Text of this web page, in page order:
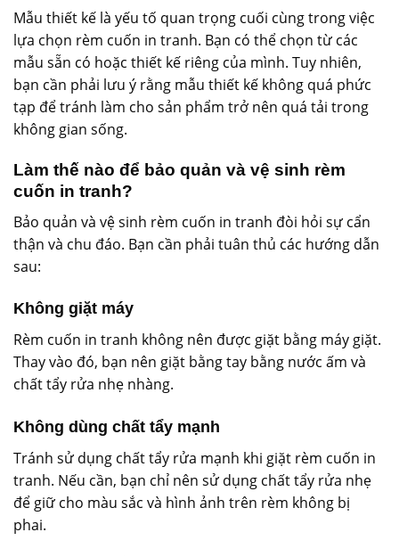
Mẫu thiết kế là yếu tố quan trọng cuối cùng trong việc
lựa chọn rèm cuốn in tranh. Bạn có thể chọn từ các
mẫu sẵn có hoặc thiết kế riêng của mình. Tuy nhiên,
bạn cần phải lưu ý rằng mẫu thiết kế không quá phức
tạp để tránh làm cho sản phẩm trở nên quá tải trong
không gian sống.
Làm thế nào để bảo quản và vệ sinh rèm
cuốn in tranh?
Bảo quản và vệ sinh rèm cuốn in tranh đòi hỏi sự cẩn
thận và chu đáo. Bạn cần phải tuân thủ các hướng dẫn
sau:
Không giặt máy
Rèm cuốn in tranh không nên được giặt bằng máy giặt.
Thay vào đó, bạn nên giặt bằng tay bằng nước ấm và
chất tẩy rửa nhẹ nhàng.
Không dùng chất tẩy mạnh
Tránh sử dụng chất tẩy rửa mạnh khi giặt rèm cuốn in
tranh. Nếu cần, bạn chỉ nên sử dụng chất tẩy rửa nhẹ
để giữ cho màu sắc và hình ảnh trên rèm không bị
phai.